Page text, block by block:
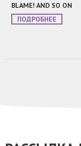
BLAME! AND SO ON
ПОДРОБНЕЕ